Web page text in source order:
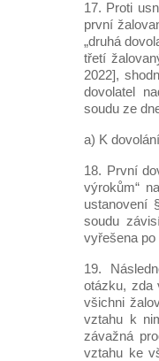
17. Proti
první
„druhá
třetí
2022],
dovolatel
soudu ze
a) K
18. První
výrokům“
ustanovení
soudu
vyřešena po
19.
otázku, zda
všichni
vztahu k
závažná
vztahu ke